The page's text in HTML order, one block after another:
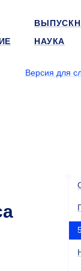
НАУКА
Версия для